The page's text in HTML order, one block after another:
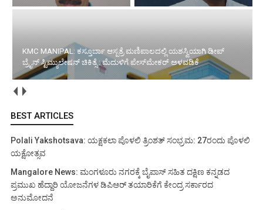
KMC MANIPAL: ಕಸ್ತೂರ್ಬಾ ಆಸ್ಪತ್ರೆ ಮಣಿಪಾಲದಲ್ಲಿ ಯಶಸ್ವಿಯಾಗಿ ಡೀಪ್
ಬ್ರೈನ್ ಸ್ಟಿಮ್ಯುಲೇಷನ್ ಚಿಕಿತ್ಸೆ : ಮೆದುಳಿಗೆ ಪೇಸ್‌ಮೇಕರ್ ಅಳವಡಿಕೆ
BEST ARTICLES
Polali Yakshotsava: ಯಕ್ಷಕಲಾ ಪೊಳಲಿ ತ್ರಿಂಶತ್ ಸಂಭ್ರಮ: 27ರಂದು ಪೊಳಲಿ
ಯಕ್ಷೋತ್ಸವ
Mangalore News: ಮಂಗಳೂರು ನಗರಕ್ಕೆ ಬೈಪಾಸ್‌ ಸಹಿತ ದಕ್ಷಿಣ ಕನ್ನಡದ
ಪ್ರಮುಖ ಹೆದ್ದಾರಿ ಯೋಜನೆಗಳ ಡಿಪಿಆರ್ ತಯಾರಿಕೆಗೆ ಕೇಂದ್ರ ಸರ್ಕಾರದ
ಅನುಮೋದನೆ